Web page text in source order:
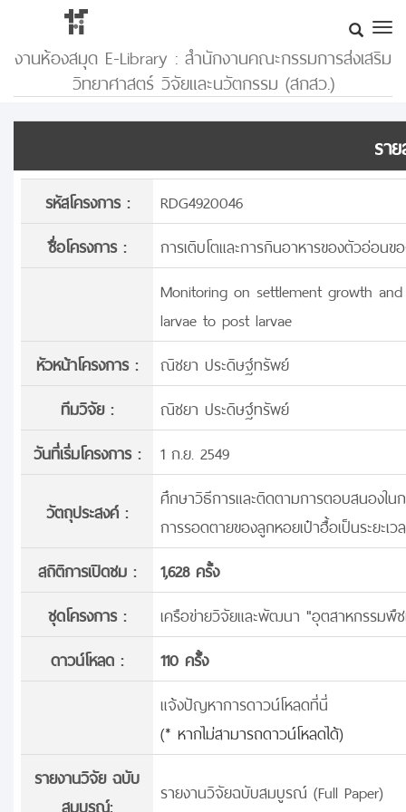
งานห้องสมุด E-Library : สำนักงานคณะกรรมการส่งเสริม
วิทยาศาสตร์ วิจัยและนวัตกรรม (สกสว.)
รา
รหัสโครงการ :
RDG4920046
ชื่อโครงการ :
การเติบโตและการกินอาหารของตัวอ่อน
Monitoring on settlement growth
larvae to post larvae
หัวหน้าโครงการ :
ณิชยา ประดิษฐ์ทรัพย์
ทีมวิจัย :
ณิชยา ประดิษฐ์ทรัพย์
วันที่เริ่มโครงการ :
1 ก.ย. 2549
วัตถุประสงค์ :
ศึกษาวิธีการและติดตามการตอบสนองใน
การรอดตายของลูกหอยเป๋าฮื้อเป็นระยะเ
สถิติการเปิดชม :
1,628 ครั้ง
ชุดโครงการ :
เครือข่ายวิจัยและพัฒนา "อุตสาหกรรมพื
ดาวน์โหลด :
110 ครั้้ง
แจ้งปัญหาการดาวน์โหลดที่นี่
(* หากไม่สามารถดาวน์โหลดได้)
รายงานวิจัย ฉบับ
สมบูรณ์:
รายงานวิจัยฉบับสมบูรณ์ (Full Paper)